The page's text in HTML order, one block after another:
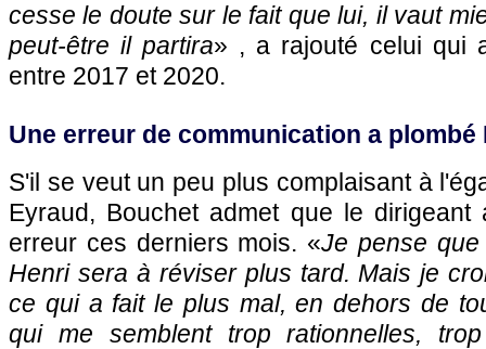
cesse le doute sur le fait que lui, il vaut
peut-être il partira» , a rajouté celui qui
entre 2017 et 2020.
Une erreur de communication a plombé
S'il se veut un peu plus complaisant à
Eyraud, Bouchet admet que le
erreur ces derniers mois. «Je pense
Henri sera à réviser plus tard. Mais je
ce qui a fait le plus mal, en dehors de
qui me semblent trop rationnelles,